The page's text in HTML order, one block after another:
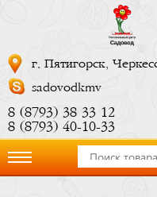
г. Пятигорск,
sadovodkmv
8 (8793) 38 33 12
8 (8793) 40-10-33